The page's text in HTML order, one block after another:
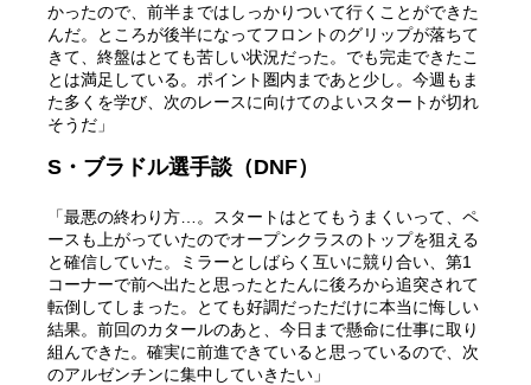
かったので、前半まではしっかりついて行くことができた
んだ。ところが後半になってフロントのグリップが落ちて
きて、終盤はとても苦しい状況だった。でも完走できたこ
とは満足している。ポイント圏内まであと少し。今週もま
た多くを学び、次のレースに向けてのよいスタートが切れ
そうだ」
S・ブラドル選手談（DNF）
「最悪の終わり方…。スタートはとてもうまくいって、ペ
ースも上がっていたのでオープンクラスのトップを狙える
と確信していた。ミラーとしばらく互いに競り合い、第1
コーナーで前へ出たと思ったとたんに後ろから追突されて
転倒してしまった。とても好調だっただけに本当に悔しい
結果。前回のカタールのあと、今日まで懸命に仕事に取り
組んできた。確実に前進できていると思っているので、次
のアルゼンチンに集中していきたい」